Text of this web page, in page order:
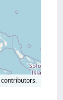
contributors.